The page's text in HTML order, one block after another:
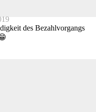
des Bezahlvorgangs